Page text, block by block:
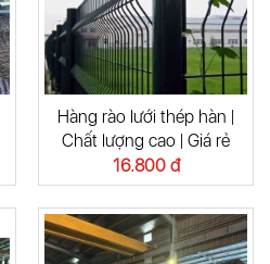
Hàng rào lưới thép hàn |
Chất lượng cao | Giá rẻ
16.800 đ